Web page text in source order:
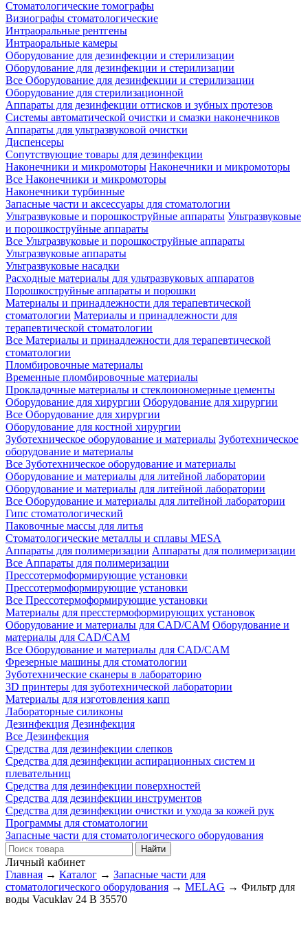
Стоматологические томографы
Визиографы стоматологические
Интраоральные рентгены
Интраоральные камеры
Оборудование для дезинфекции и стерилизации
Оборудование для дезинфекции и стерилизации
Все Оборудование для дезинфекции и стерилизации
Оборудование для стерилизационной
Аппараты для дезинфекции оттисков и зубных протезов
Системы автоматической очистки и смазки наконечников
Аппараты для ультразвуковой очистки
Диспенсеры
Сопутствующие товары для дезинфекции
Наконечники и микромоторы Наконечники и микромоторы
Все Наконечники и микромоторы
Наконечники турбинные
Запасные части и аксессуары для стоматологии
Ультразвуковые и порошкоструйные аппараты Ультразвуковые
и порошкоструйные аппараты
Все Ультразвуковые и порошкоструйные аппараты
Ультразвуковые аппараты
Ультразвуковые насадки
Расходные материалы для ультразвуковых аппаратов
Порошкоструйные аппараты и порошки
Материалы и принадлежности для терапевтической
стоматологии Материалы и принадлежности для
терапевтической стоматологии
Все Материалы и принадлежности для терапевтической
стоматологии
Пломбировочные материалы
Временные пломбировочные материалы
Прокладочные материалы и стеклоиономерные цементы
Оборудование для хирургии Оборудование для хирургии
Все Оборудование для хирургии
Оборудование для костной хирургии
Зуботехническое оборудование и материалы Зуботехническое
оборудование и материалы
Все Зуботехническое оборудование и материалы
Оборудование и материалы для литейной лаборатории
Оборудование и материалы для литейной лаборатории
Все Оборудование и материалы для литейной лаборатории
Гипс стоматологический
Паковочные массы для литья
Стоматологические металлы и сплавы MESA
Аппараты для полимеризации Аппараты для полимеризации
Все Аппараты для полимеризации
Прессотермоформирующие установки
Прессотермоформирующие установки
Все Прессотермоформирующие установки
Материалы для пресстермоформирующих установок
Оборудование и материалы для CAD/CAM Оборудование и
материалы для CAD/CAM
Все Оборудование и материалы для CAD/CAM
Фрезерные машины для стоматологии
Зуботехнические сканеры в лабораторию
3D принтеры для зуботехнической лаборатории
Материалы для изготовления капп
Лабораторные силиконы
Дезинфекция Дезинфекция
Все Дезинфекция
Средства для дезинфекции слепков
Средства для дезинфекции аспирационных систем и
плевательниц
Средства для дезинфекции поверхностей
Средства для дезинфекции инструментов
Средства для дезинфекции очистки и ухода за кожей рук
Программы для стоматологии
Запасные части для стоматологического оборудования
Личный кабинет
Главная → Каталог → Запасные части для
стоматологического оборудования → MELAG → Фильтр для
воды Vacuklav 24 B 35570